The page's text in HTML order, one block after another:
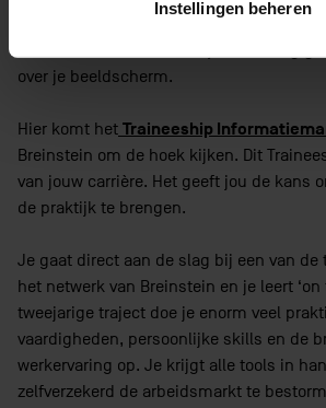
Instellingen beheren
de werkvloer. Je hoeft de vacaturesites
over je beeldscherm.
Hier komt het Traineeship
Breinstein om de hoek kijken. Dit
van jouw carrière. Het geeft jou de kans
de praktijk te brengen.
Je gaat direct aan de slag bij een van de
het netwerk van Breinstein en je leert ‘on
tweejarige traject doe je enorm veel
vaardigheden, persoonlijke skills en de
werkervaring op. Je krijgt alle tools in
zelfverzekerd de arbeidsmarkt te